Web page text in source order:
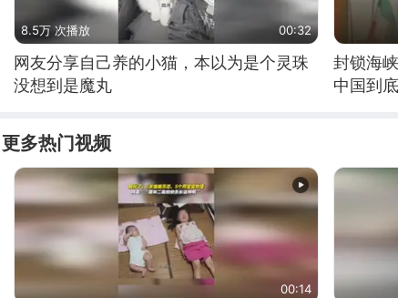
8.5万 次播放 00:32
网友分享自己养的小猫，本以为是个灵珠
没想到是魔丸
封锁海
中国到
更多热门视频
00:14